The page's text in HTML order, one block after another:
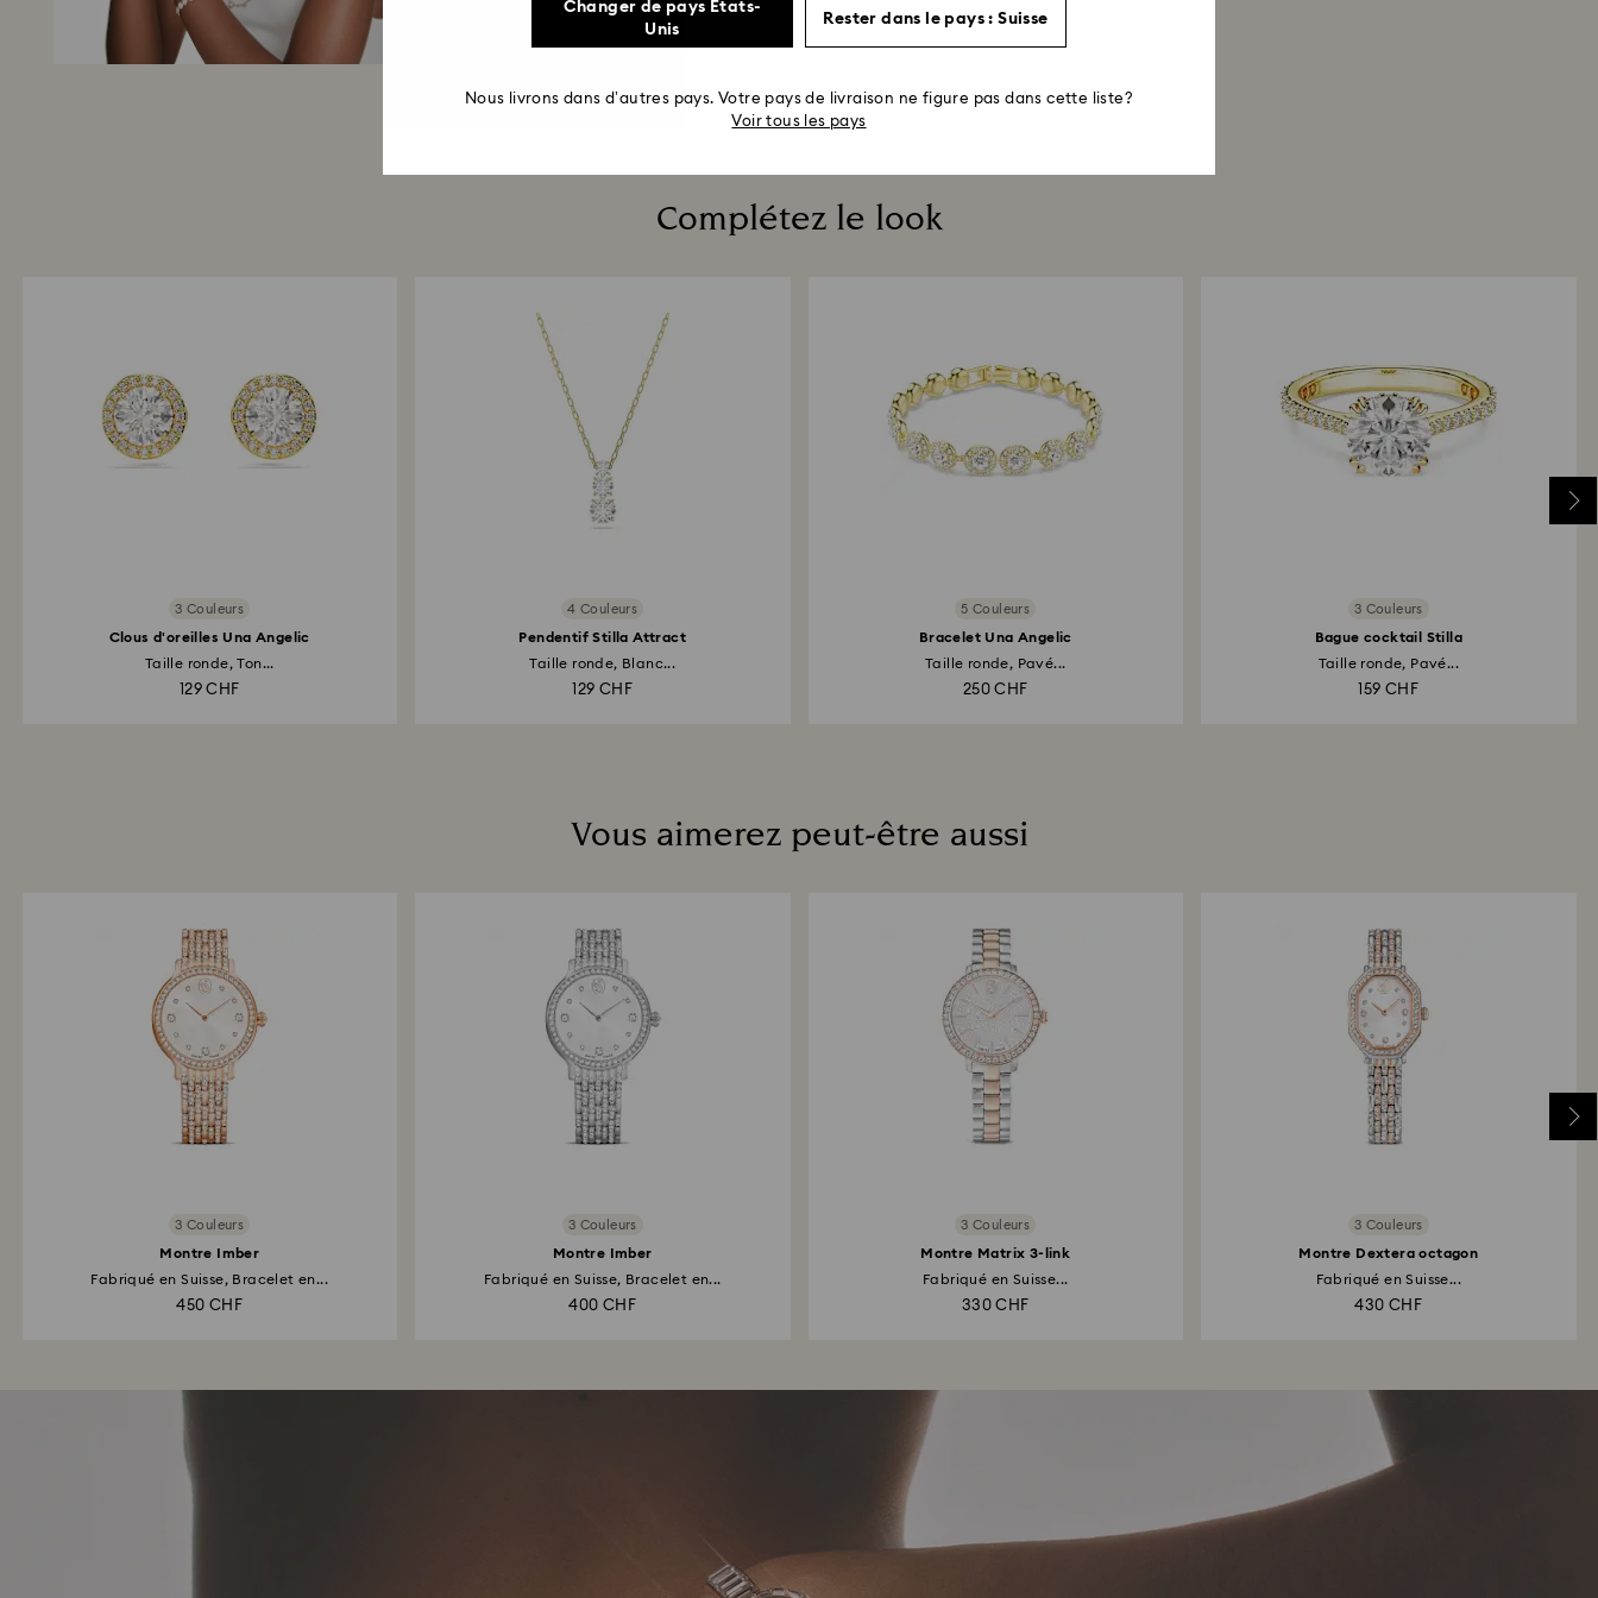
Complétez le look
3 Couleurs
Clous d'oreilles Una Angelic
Taille ronde, Ton...
129 CHF
4 Couleurs
Pendentif Stilla Attract
Taille ronde, Blanc...
129 CHF
5 Couleurs
Bracelet Una Angelic
Taille ronde, Pavé...
250 CHF
3 Couleurs
Bague cocktail Stilla
Taille ronde, Pavé...
159 CHF
Vous aimerez peut-être aussi
3 Couleurs
Montre Imber
Fabriqué en Suisse, Bracelet en...
450 CHF
3 Couleurs
Montre Imber
Fabriqué en Suisse, Bracelet en...
400 CHF
3 Couleurs
Montre Matrix 3-link
Fabriqué en Suisse...
330 CHF
3 Couleurs
Montre Dextera octagon
Fabriqué en Suisse...
430 CHF
Changer de pays États-
Unis
Rester dans le pays : Suisse
Nous livrons dans d’autres pays. Votre pays de livraison ne figure pas dans cette liste?
Voir tous les pays